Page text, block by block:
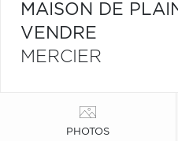
MAISON DE
VENDRE
MERCIER
PHOTOS